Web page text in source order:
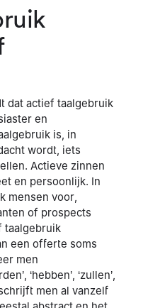
dat actief taalgebruik
en
is, in
wordt, iets
Actieve zinnen
en persoonlijk. In
mensen voor,
of prospects
taalgebruik
een offerte soms
men
‘hebben’, ‘zullen’,
schrijft men al vanzelf